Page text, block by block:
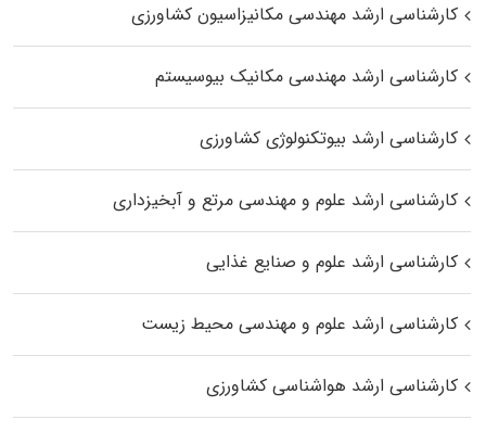
کارشناسی ارشد مهندسی مکانیزاسیون کشاورزی
کارشناسی ارشد مهندسی مکانیک بیوسیستم
کارشناسی ارشد بیوتکنولوژی کشاورزی
کارشناسی ارشد علوم و مهندسی مرتع و آبخیزداری
کارشناسی ارشد علوم و صنایع غذایی
کارشناسی ارشد علوم و مهندسی محیط زیست
کارشناسی ارشد هواشناسی کشاورزی